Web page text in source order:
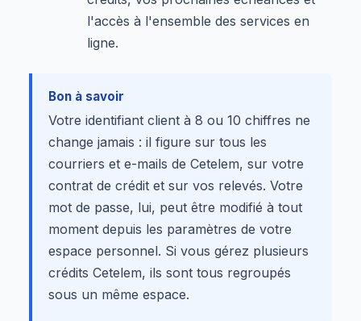
l'accès à l'ensemble des services en
ligne.
Bon à savoir
Votre identifiant client à 8 ou 10 chiffres ne
change jamais : il figure sur tous les
courriers et e-mails de Cetelem, sur votre
contrat de crédit et sur vos relevés. Votre
mot de passe, lui, peut être modifié à tout
moment depuis les paramètres de votre
espace personnel. Si vous gérez plusieurs
crédits Cetelem, ils sont tous regroupés
sous un même espace.